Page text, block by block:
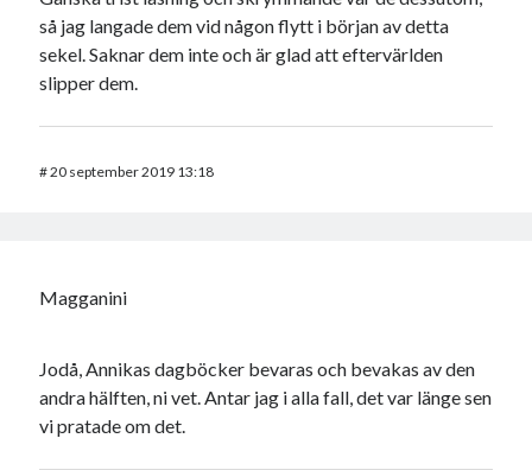
så jag langade dem vid någon flytt i början av detta
sekel. Saknar dem inte och är glad att eftervärlden
slipper dem.
#20 september 2019 13:18
Magganini
Jodå, Annikas dagböcker bevaras och bevakas av den
andra hälften, ni vet. Antar jag i alla fall, det var länge sen
vi pratade om det.